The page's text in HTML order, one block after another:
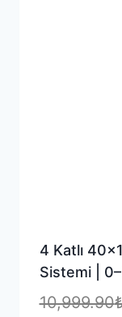
4 Katlı
Sistemi |
10,999.90